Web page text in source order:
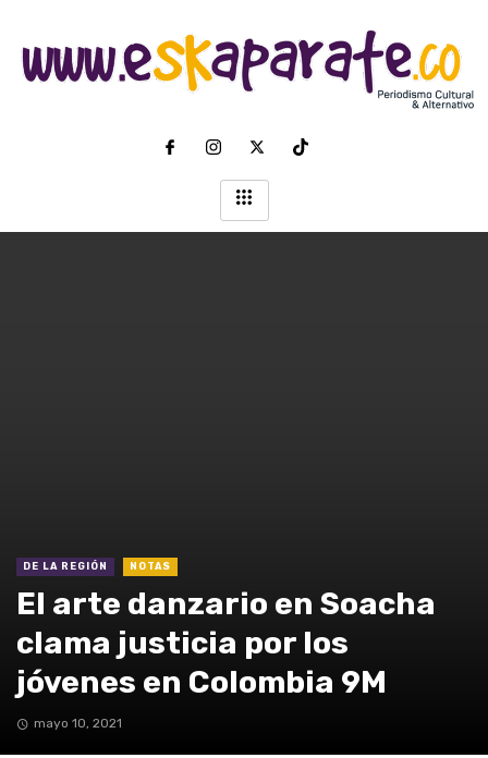
DE LA REGIÓN NOTAS
El arte danzario en Soacha
clama justicia por los
jóvenes en Colombia 9M
mayo 10, 2021